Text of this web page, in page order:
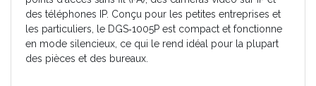
des téléphones IP. Conçu pour les petites entreprises et
les particuliers, le DGS‑1005P est compact et fonctionne
en mode silencieux, ce qui le rend idéal pour la plupart
des pièces et des bureaux.